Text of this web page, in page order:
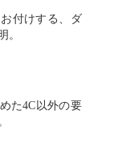
付けする、ダ
。
た4C以外の要